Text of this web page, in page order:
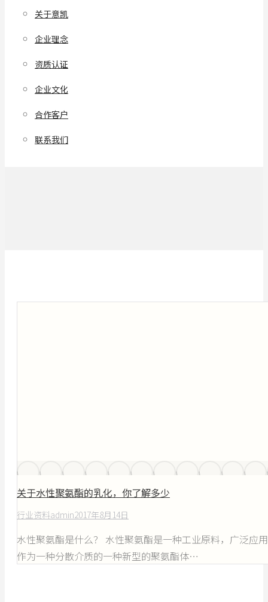
关于意凯
企业理念
资质认证
企业文化
合作客户
联系我们
关于水性聚氨酯的乳化，你了解多少
行业资料admin2017年8月14日
水性聚氨酯是什么？ 水性聚氨酯是一种工业原料，广泛应
作为一种分散介质的一种新型的聚氨酯体…